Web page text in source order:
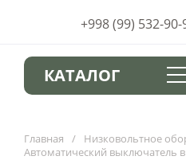
+998 (99) 532-90-
КАТАЛОГ
Главная / Низковольтное
Автоматический выключатель в